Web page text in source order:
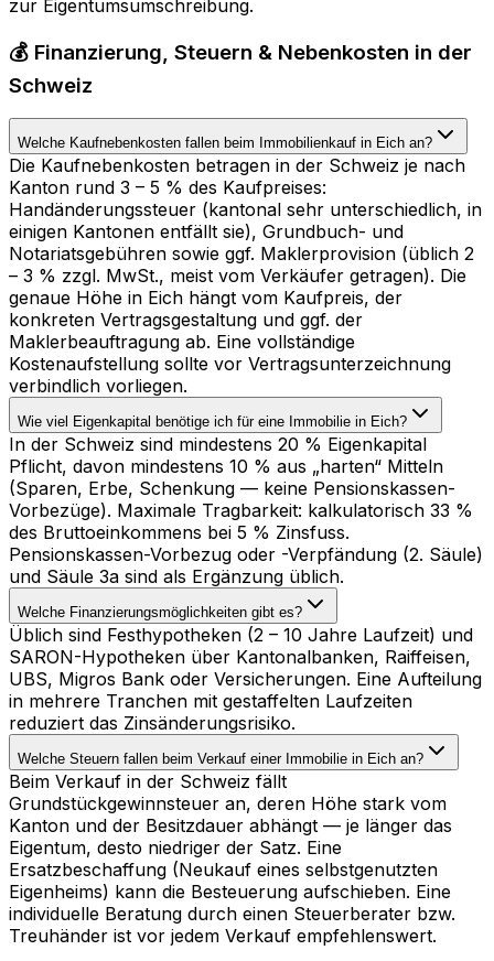
zur Eigentumsumschreibung.
💰 Finanzierung, Steuern & Nebenkosten in der
Schweiz
Welche Kaufnebenkosten fallen beim Immobilienkauf in Eich an?
Die Kaufnebenkosten betragen in der Schweiz je nach
Kanton rund 3 – 5 % des Kaufpreises:
Handänderungssteuer (kantonal sehr unterschiedlich, in
einigen Kantonen entfällt sie), Grundbuch- und
Notariatsgebühren sowie ggf. Maklerprovision (üblich 2
– 3 % zzgl. MwSt., meist vom Verkäufer getragen). Die
genaue Höhe in Eich hängt vom Kaufpreis, der
konkreten Vertragsgestaltung und ggf. der
Maklerbeauftragung ab. Eine vollständige
Kostenaufstellung sollte vor Vertragsunterzeichnung
verbindlich vorliegen.
Wie viel Eigenkapital benötige ich für eine Immobilie in Eich?
In der Schweiz sind mindestens 20 % Eigenkapital
Pflicht, davon mindestens 10 % aus „harten“ Mitteln
(Sparen, Erbe, Schenkung — keine Pensionskassen-
Vorbezüge). Maximale Tragbarkeit: kalkulatorisch 33 %
des Bruttoeinkommens bei 5 % Zinsfuss.
Pensionskassen-Vorbezug oder -Verpfändung (2. Säule)
und Säule 3a sind als Ergänzung üblich.
Welche Finanzierungsmöglichkeiten gibt es?
Üblich sind Festhypotheken (2 – 10 Jahre Laufzeit) und
SARON-Hypotheken über Kantonalbanken, Raiffeisen,
UBS, Migros Bank oder Versicherungen. Eine Aufteilung
in mehrere Tranchen mit gestaffelten Laufzeiten
reduziert das Zinsänderungsrisiko.
Welche Steuern fallen beim Verkauf einer Immobilie in Eich an?
Beim Verkauf in der Schweiz fällt
Grundstückgewinnsteuer an, deren Höhe stark vom
Kanton und der Besitzdauer abhängt — je länger das
Eigentum, desto niedriger der Satz. Eine
Ersatzbeschaffung (Neukauf eines selbstgenutzten
Eigenheims) kann die Besteuerung aufschieben. Eine
individuelle Beratung durch einen Steuerberater bzw.
Treuhänder ist vor jedem Verkauf empfehlenswert.